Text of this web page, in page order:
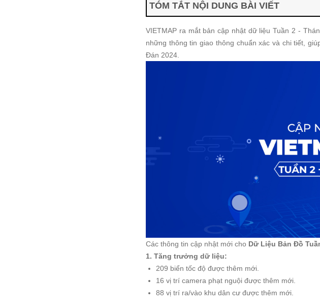
TÓM TẮT NỘI DUNG BÀI VIẾT
VIETMAP ra mắt bản cập nhật dữ liệu Tuần 2 -
những thông tin giao thông chuẩn xác và chi tiết,
Đán 2024.
Các thông tin cập nhật mới cho Dữ Liệu Bản Đồ
1. Tăng trưởng dữ liệu:
209 biển tốc độ được thêm mới.
16 vị trí camera phạt nguội được thêm mới.
88 vị trí ra/vào khu dân cư được thêm mới.